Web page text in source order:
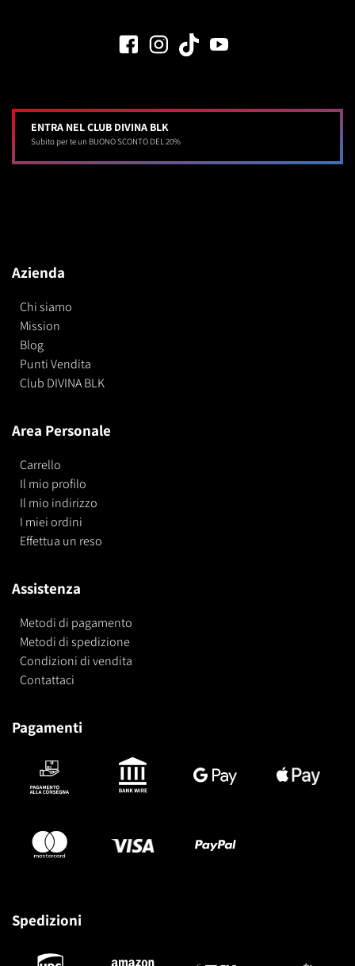
ENTRA NEL CLUB DIVINA BLK
Subito per te un BUONO SCONTO DEL 20%
Azienda
Chi siamo
Mission
Blog
Punti Vendita
Club DIVINA BLK
Area Personale
Carrello
Il mio profilo
Il mio indirizzo
I miei ordini
Effettua un reso
Assistenza
Metodi di pagamento
Metodi di spedizione
Condizioni di vendita
Contattaci
Pagamenti
Spedizioni